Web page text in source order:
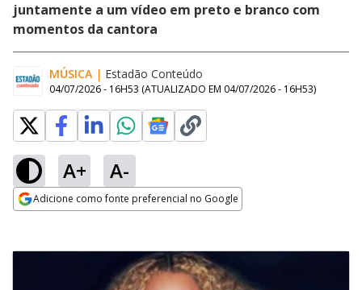
juntamente a um vídeo em preto e branco com
momentos da cantora
MÚSICA | Estadão Conteúdo
04/07/2026 - 16H53 (ATUALIZADO EM 04/07/2026 - 16H53)
A+ A-
Adicione como fonte preferencial no Google